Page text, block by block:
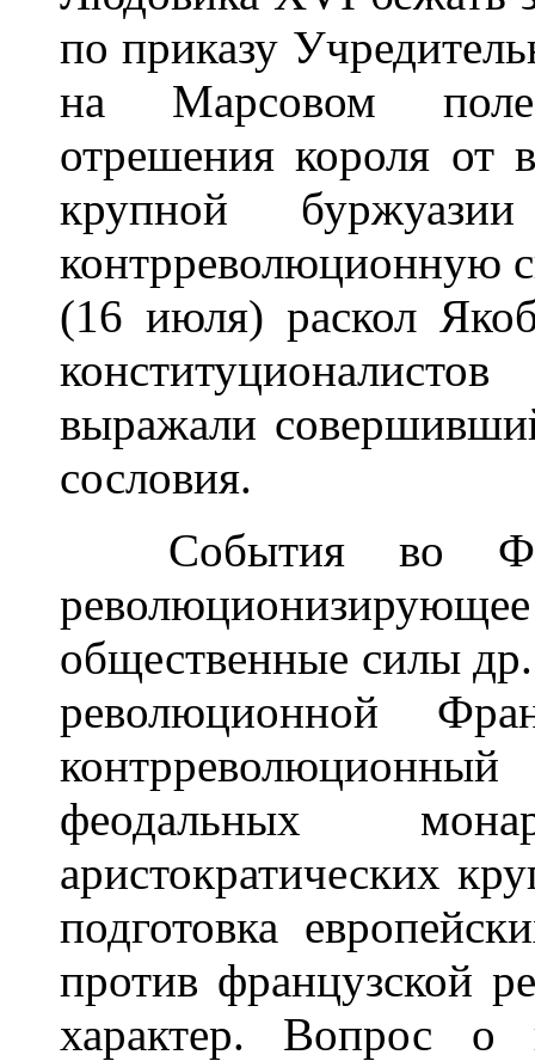
по приказу
на Марсовом
отрешения короля от
крупной
контрреволюционную
(16 июля) раскол
выражали
сословия.
События во
общественные силы
революционной
феодальных
аристократических
подготовка
против французской
характер. Вопрос о